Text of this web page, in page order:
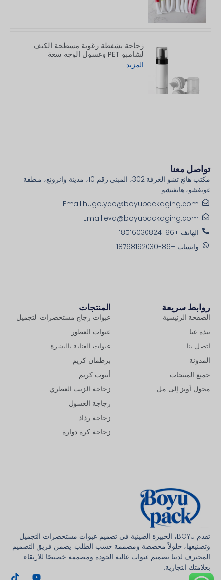
زجاجة بشفطة رغوية مسطحة الكتف
لشامبو PET وغسول الوجه سعة
150/200 مل
المزيد
تقدم BOYU، الخبيرة الصينية في تصميم عبوات مستحضرات التجميل
وتصنيعها، حلولاً مخصصة ومصممة حسب الطلب. يضمن فريق التصميم
المحترف لدينا تصميم عبوات عالية الجودة ومصممة خصيصًا للارتقاء
بعلامتك التجارية.
المنتجات
عبوات زجاج مستحضرات التجميل
عبوات العطور
عبوات العناية بالبشرة
برطمان كريم
أنبوب كريم
زجاجة الزيت العطري
زجاجة الغسول
زجاجة رذاذ
زجاجة كرة دوارة
روابط سريعة
الصفحة الرئيسية
نبذة عنا
اتصل بنا
المدونة
جميع المنتجات
محول أونز إلى مل
تواصل معنا
مكتب هانغ تشو الغرفة 302، المبنى رقم 10، مدينة وانرونغ، منطقة
غونغشو، هانغتشو
Email:hugo.yao@boyupackaging.com
Email:eva@boyupackaging.com
الهاتف +86-18516030824
واتساب +86-18768192030
Italiano
日本語
한국어
Français
Deutsch